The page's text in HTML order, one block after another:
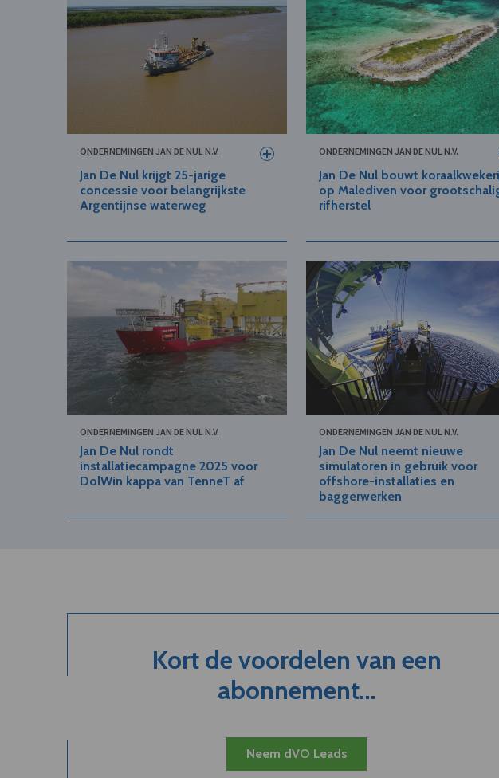
ONDERNEMINGEN JAN DE NUL N.V.
Jan De Nul krijgt 25-jarige
concessie voor belangrijkste
Argentijnse waterweg
ONDERNEMINGEN JAN DE NUL N.V.
Jan De Nul bouwt
op Malediven voor
rifherstel
ONDERNEMINGEN JAN DE NUL N.V.
Jan De Nul rondt
installatiecampagne 2025 voor
DolWin kappa van TenneT af
ONDERNEMINGEN JAN DE NUL N.V.
Jan De Nul neemt nieuwe
simulatoren in gebruik voor
offshore-installaties en
baggerwerken
Kort de voordelen van een
abonnement...
Neem dVO Leads